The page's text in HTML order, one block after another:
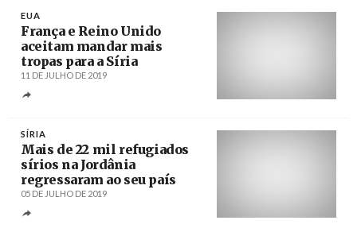
EUA
França e Reino Unido
aceitam mandar mais
tropas para a Síria
11 DE JULHO DE 2019
SÍRIA
Mais de 22 mil refugiados
sírios na Jordânia
regressaram ao seu país
05 DE JULHO DE 2019